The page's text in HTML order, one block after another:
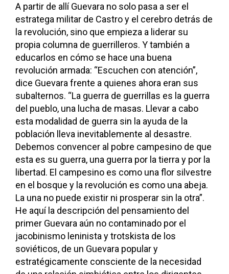
A partir de allí Guevara no solo pasa a ser el
estratega militar de Castro y el cerebro detrás de
la revolución, sino que empieza a liderar su
propia columna de guerrilleros. Y también a
educarlos en cómo se hace una buena
revolución armada: “Escuchen con atención”,
dice Guevara frente a quienes ahora eran sus
subalternos. “La guerra de guerrillas es la guerra
del pueblo, una lucha de masas. Llevar a cabo
esta modalidad de guerra sin la ayuda de la
población lleva inevitablemente al desastre.
Debemos convencer al pobre campesino de que
esta es su guerra, una guerra por la tierra y por la
libertad. El campesino es como una flor silvestre
en el bosque y la revolución es como una abeja.
La una no puede existir ni prosperar sin la otra”.
He aquí la descripción del pensamiento del
primer Guevara aún no contaminado por el
jacobinismo leninista y trotskista de los
soviéticos, de un Guevara popular y
estratégicamente consciente de la necesidad